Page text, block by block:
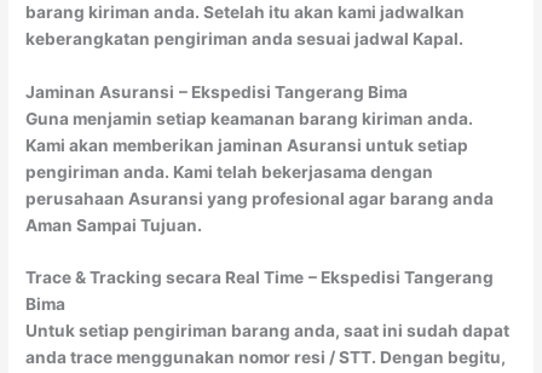
barang kiriman anda. Setelah itu akan kami jadwalkan
keberangkatan pengiriman anda sesuai jadwal Kapal.
Jaminan Asuransi – Ekspedisi Tangerang Bima
Guna menjamin setiap keamanan barang kiriman anda.
Kami akan memberikan jaminan Asuransi untuk setiap
pengiriman anda. Kami telah bekerjasama dengan
perusahaan Asuransi yang profesional agar barang anda
Aman Sampai Tujuan.
Trace & Tracking secara Real Time – Ekspedisi Tangerang
Bima
Untuk setiap pengiriman barang anda, saat ini sudah dapat
anda trace menggunakan nomor resi / STT. Dengan begitu,